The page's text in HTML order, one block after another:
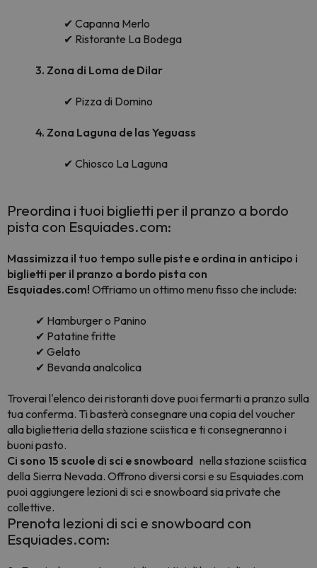
✔ Capanna Merlo
✔ Ristorante La Bodega
3. Zona di Loma de Dilar
✔ Pizza di Domino
4. Zona Laguna de las Yeguass
✔ Chiosco La Laguna
Preordina i tuoi biglietti per il pranzo a bordo
pista con Esquiades.com:
Massimizza il tuo tempo sulle piste e ordina in anticipo i
biglietti per il pranzo a bordo pista con
Esquiades.com! Offriamo un ottimo menu fisso che include:
✔ Hamburger o Panino
✔ Patatine fritte
✔ Gelato
✔ Bevanda analcolica
Troverai l'elenco dei ristoranti dove puoi fermarti a pranzo sulla
tua conferma. Ti basterà consegnare una copia del voucher
alla biglietteria della stazione sciistica e ti consegneranno i
buoni pasto.
Ci sono 15 scuole di sci e snowboard nellastazione sciistica
della Sierra Nevada. Offrono diversi corsi e su Esquiades.com
puoi aggiungere lezioni di sci e snowboard sia private che
collettive.
Prenota lezioni di sci e snowboard con
Esquiades.com: